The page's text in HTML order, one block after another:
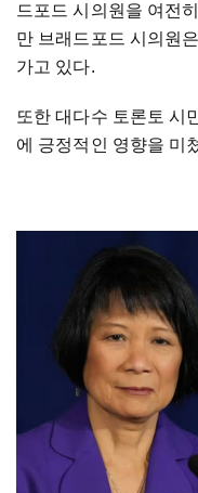
드포드 시의원을 여전
만 브래드포드 시의원
가고 있다.
또한 대다수 토론토 시
에 긍정적인 영향을 미